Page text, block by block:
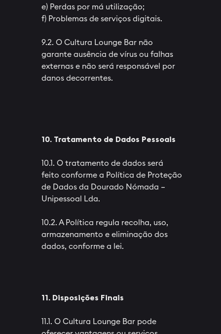
e) Perdas por má utilização;
f) Problemas de serviços digitais.
9.2. O Cultura Lounge Bar não
garante ausência de vírus ou falhas
externas e não será responsável por
danos decorrentes.
10. Tratamento de Dados Pessoais
10.1. O tratamento de dados será
feito conforme a Política de Proteção
de Dados da Dourado Nómada –
Unipessoal Lda.
10.2. A Política regula recolha, uso,
armazenamento e eliminação dos
dados, conforme a lei.
11. Disposições Finais
11.1. O Cultura Lounge Bar pode